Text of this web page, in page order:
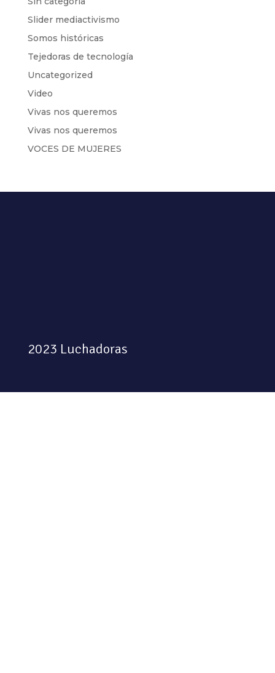
Slider mediactivismo
Somos históricas
Tejedoras de tecnología
Uncategorized
Video
Vivas nos queremos
Vivas nos queremos
VOCES DE MUJERES
2023 Luchadoras